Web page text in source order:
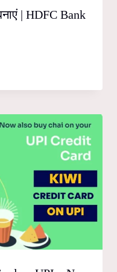
| HDFC Bank